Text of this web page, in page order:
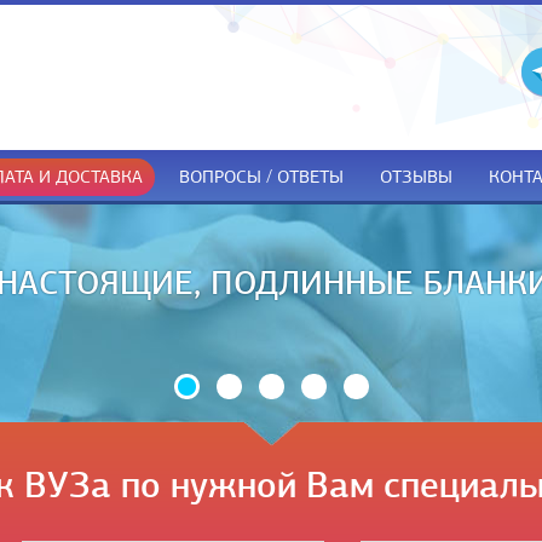
И ДОСТАВКА ВОПРОСЫ / ОТВЕТЫ ОТЗЫВЫ
ТОЛЬКО ПРИ
ВУЗа по нужной Вам